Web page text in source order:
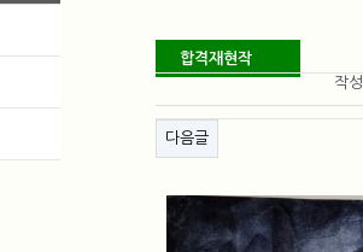
합격재현작
게시물 정보
작
게시물 상단 버튼
다음글